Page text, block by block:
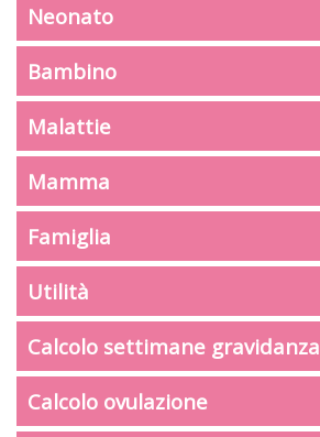
Neonato
Bambino
Malattie
Mamma
Famiglia
Utilità
Calcolo settimane gravidanza
Calcolo ovulazione